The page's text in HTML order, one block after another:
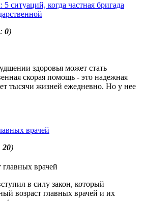
ситуаций, когда частная бригада
0)
здоровья может стать
скорая помощь - это надежная
тысячи жизней ежедневно. Но у нее
врачей
20)
в силу закон, который
возраст главных врачей и их